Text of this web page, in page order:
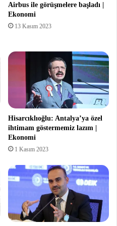
Airbus ile görüşmelere başladı |
Ekonomi
13 Kasım 2023
Hisarcıklıoğlu: Antalya’ya özel
ihtimam göstermemiz lazım |
Ekonomi
1 Kasım 2023